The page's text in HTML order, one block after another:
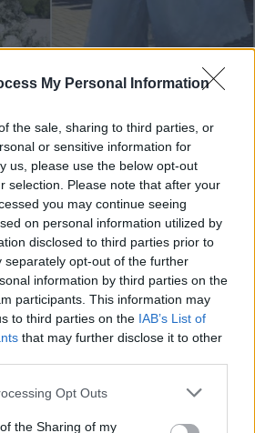
My Personal Information
the sale, sharing to third parties, or
or sensitive information for
us, please use the below opt-out
selection. Please note that after your
you may continue seeing
on personal information utilized by
disclosed to third parties prior to
separately opt-out of the further
information by third parties on the
participants. This information may
to third parties on the IAB’s List of
that may further disclose it to other
app uses one or more Google
or usage behaviour. You may click to
Opt Outs
the Sharing of my
slavenākais
mijis
ar mīļoto –
arī īpaši
dziesma